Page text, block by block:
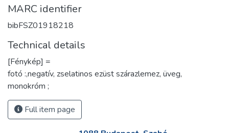
MARC identifier
bibFSZ01918218
Technical details
[Fénykép] =
fotó :,negatív, zselatinos ezüst szárazlemez, üveg,
monokróm ;
Full item page